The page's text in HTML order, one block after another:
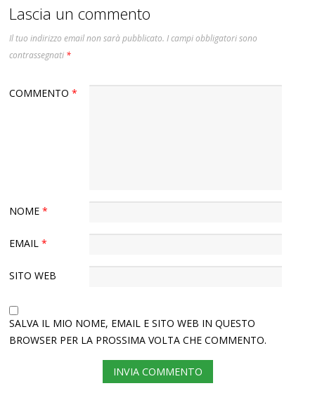
Lascia un commento
Il tuo indirizzo email non sarà pubblicato. I campi obbligatori sono
contrassegnati *
COMMENTO*
NOME*
EMAIL*
SITO WEB
SALVA IL MIO NOME, EMAIL E SITO WEB IN QUESTO
BROWSER PER LA PROSSIMA VOLTA CHE COMMENTO.